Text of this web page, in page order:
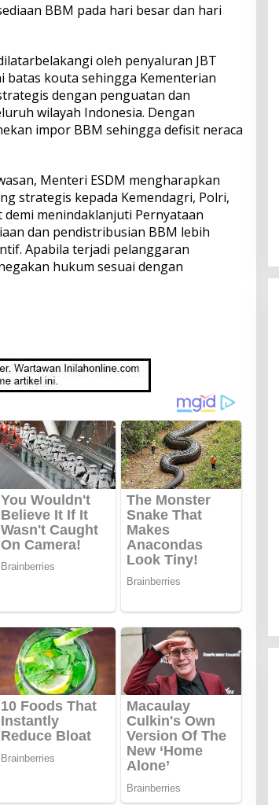
BBM pada hari besar dan hari
oleh penyaluran JBT
batas kouta sehingga Kementerian
dengan penguatan dan
wilayah Indonesia. Dengan
impor BBM sehingga defisit neraca
Menteri ESDM mengharapkan
strategis kepada Kemendagri, Polri,
menindaklanjuti Pernyataan
dan pendistribusian BBM lebih
Apabila terjadi pelanggaran
hukum sesuai dengan